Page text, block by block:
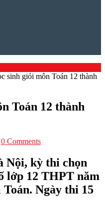
sinh giỏi môn Toán 12 thành
Toán 12 thành
0 Comments
Nội, kỳ thi chọn
lớp 12 THPT năm
Toán. Ngày thi 15